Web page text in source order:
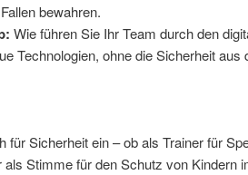
bewahren.
Wie führen Sie Ihr Team durch den
Technologien, ohne die Sicherheit aus
Sicherheit ein – ob als Trainer für
als Stimme für den Schutz von Kindern